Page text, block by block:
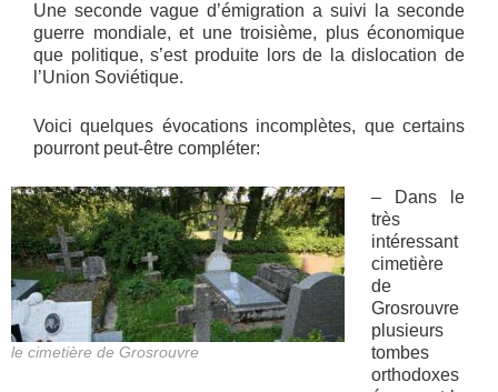
Une seconde vague d’émigration a suivi la seconde
guerre mondiale, et une troisième, plus économique
que politique, s’est produite lors de la dislocation de
l’Union Soviétique.
Voici quelques évocations incomplètes, que certains
pourront peut-être compléter:
le cimetière de Grosrouvre
– Dans le
très
intéressant
cimetière
de
Grosrouvre
plusieurs
tombes
orthodoxes